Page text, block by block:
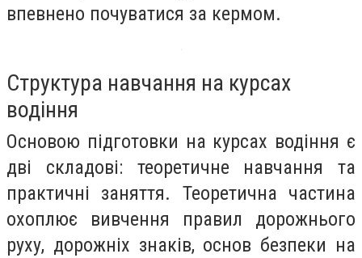
впевнено почуватися за кермом.
Структура навчання на курсах
водіння
Основою підготовки на курсах водіння є
дві складові: теоретичне навчання та
практичні заняття. Теоретична частина
охоплює вивчення правил дорожнього
руху, дорожніх знаків, основ безпеки на